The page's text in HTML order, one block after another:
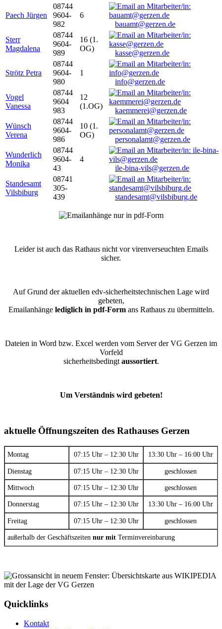
Paech Jürgen
08744
9604-
982
6
bauamt@gerzen.de
Sterr
Magdalena
08744
9604-
989
16 (1.
OG)
kasse@gerzen.de
Strötz Petra
08744
9604-
980
1
info@gerzen.de
Vogel
Vanessa
08744
9604
983
12
(1.OG)
kaemmerei@gerzen.de
Wünsch
Verena
08744
9604-
986
10 (1.
OG)
personalamt@gerzen.de
Wunderlich
Monika
08744
9604-
43
4
ile-bina-vils@gerzen.de
Standesamt
Vilsbiburg
08741
305-
439
standesamt@vilsbiburg.de
Leider ist auch das Rathaus nicht vor virenverseuchten Emails
sicher.
Auf Grund der aktuellen edv-sicherheitstechnischen Lage wird
gebeten,
Emailanhänge lediglich in pdf-Formans Rathaus zu übermitteln.
Dateien in Word bzw. Excel werden vom Server der VG Gerzen im
Vorfeld
sicherheitsbedingt aussortiert.
Um Verständnis wird gebeten!
aktuelle Öffnungszeiten des Rathauses Gerzen
Montag 07:15 Uhr – 12:30 Uhr 13:30 Uhr – 16:00 Uhr
Dienstag 07:15 Uhr – 12:30 Uhr geschlossen
Mittwoch 07:15 Uhr – 12:30 Uhr geschlossen
Donnerstag 07:15 Uhr – 12:30 Uhr 13:30 Uhr – 16:00 Uhr
Freitag 07:15 Uhr – 12:30 Uhr geschlossen
außerhalb der Geschäftszeiten nur mit Terminvereinbarung
Quicklinks
Kontakt